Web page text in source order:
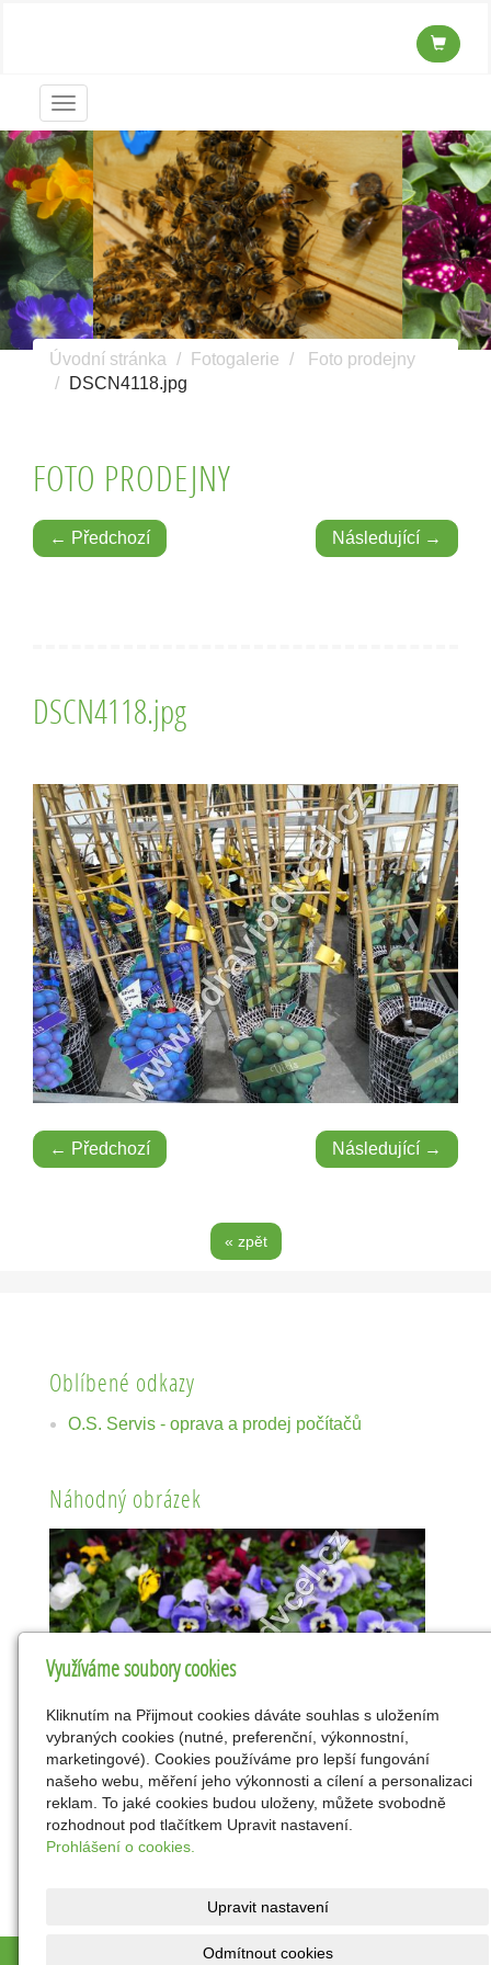
Menu
Úvodní stránka Fotogalerie
Foto prodejny
DSCN4118.jpg
FOTO PRODEJNY
← Předchozí Následující →
DSCN4118.jpg
← Předchozí Následující →
« zpět
Oblíbené odkazy
O.S. Servis - oprava a prodej počítačů
Náhodný obrázek
DOVEON - centrum s.r.o. |
Využíváme soubory cookies
Kliknutím na Přijmout cookies dáváte souhlas s uložením
vybraných cookies (nutné, preferenční, výkonnostní,
marketingové). Cookies používáme pro lepší fungování
našeho webu, měření jeho výkonnosti a cílení a personalizaci
reklam. To jaké cookies budou uloženy, můžete svobodně
rozhodnout pod tlačítkem Upravit nastavení.
Prohlášení o cookies.
Upravit nastavení
Odmítnout cookies